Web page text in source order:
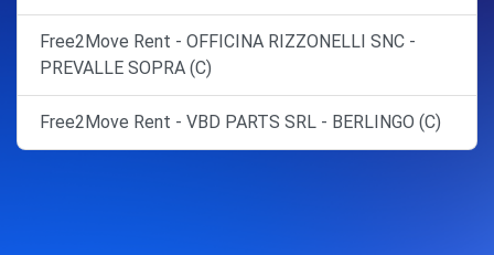
Free2Move Rent - OFFICINA RIZZONELLI SNC -
PREVALLE SOPRA (C)
Free2Move Rent - VBD PARTS SRL - BERLINGO (C)